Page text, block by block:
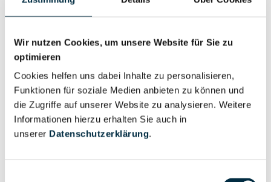
Wir nutzen Cookies, um unsere Website für Sie zu
optimieren
Cookies helfen uns dabei Inhalte zu personalisieren,
Funktionen für soziale Medien anbieten zu können und
die Zugriffe auf unserer Website zu analysieren. Weitere
Informationen hierzu erhalten Sie auch in
unserer Datenschutzerklärung.
Personen im Unternehmen
Geschäftsführer (1)
Für registrierte
Nutzer